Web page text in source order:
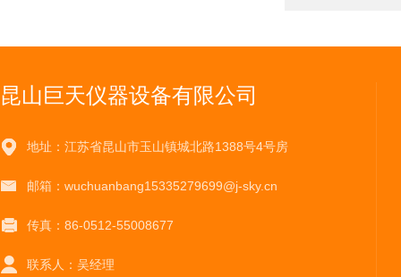
昆山巨天仪器设备有限公司
地址：江苏省昆山市玉山镇城北路1388号4号房
邮箱：wuchuanbang15335279699@j-sky.cn
传真：86-0512-55008677
联系人：吴经理